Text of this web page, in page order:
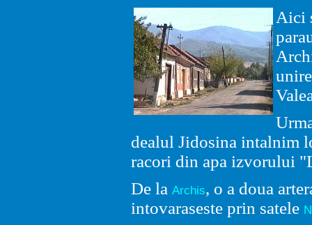
Aici
dealul Jidosina intalnim
racori din apa izvorului
De la Archis, o a doua
intovaraseste prin satele